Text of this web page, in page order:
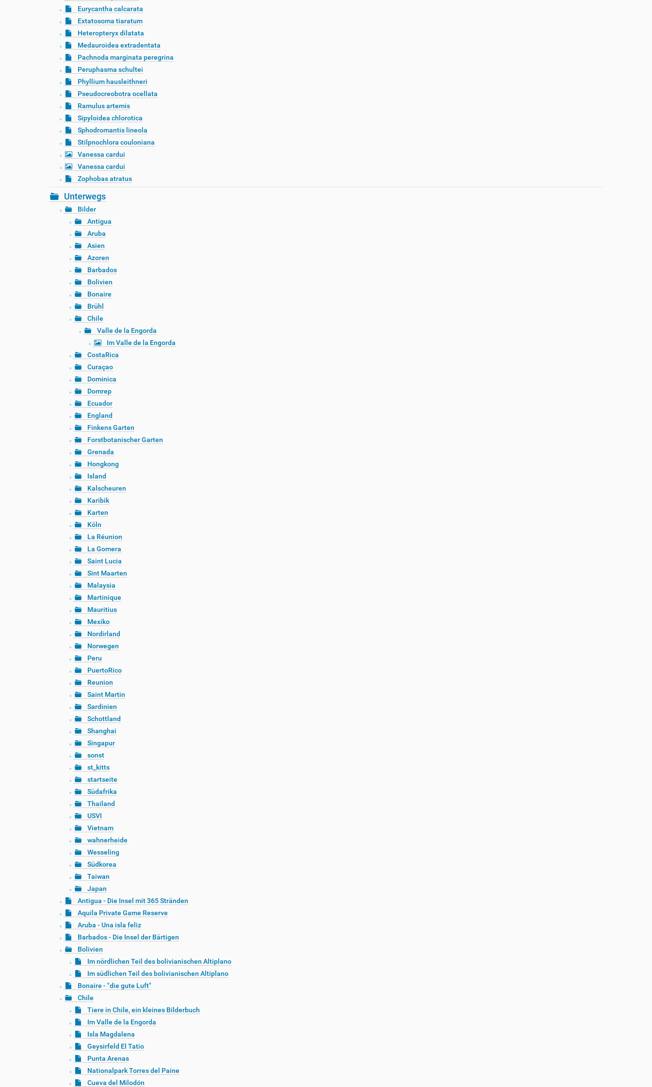
Eurycantha calcarata
Extatosoma tiaratum
Heteropteryx dilatata
Medauroidea extradentata
Pachnoda marginata peregrina
Peruphasma schultei
Phyllium hausleithneri
Pseudocreobotra ocellata
Ramulus artemis
Sipyloidea chlorotica
Sphodromantis lineola
Stilpnochlora couloniana
Vanessa cardui
Vanessa cardui
Zophobas atratus
Unterwegs
Bilder
Antigua
Aruba
Asien
Azoren
Barbados
Bolivien
Bonaire
Brühl
Chile
Valle de la Engorda
Im Valle de la Engorda
CostaRica
Curaçao
Dominica
Domrep
Ecuador
England
Finkens Garten
Forstbotanischer Garten
Grenada
Hongkong
Island
Kalscheuren
Karibik
Karten
Köln
La Réunion
La Gomera
Saint Lucia
Sint Maarten
Malaysia
Martinique
Mauritius
Mexiko
Nordirland
Norwegen
Peru
PuertoRico
Reunion
Saint Martin
Sardinien
Schottland
Shanghai
Singapur
sonst
st_kitts
startseite
Südafrika
Thailand
USVI
Vietnam
wahnerheide
Wesseling
Südkorea
Taiwan
Japan
Antigua - Die Insel mit 365 Stränden
Aquila Private Game Reserve
Aruba - Una isla feliz
Barbados - Die Insel der Bärtigen
Bolivien
Im nördlichen Teil des bolivianischen Altiplano
Im südlichen Teil des bolivianischen Altiplano
Bonaire - "die gute Luft"
Chile
Tiere in Chile, ein kleines Bilderbuch
Im Valle de la Engorda
Isla Magdalena
Geysirfeld El Tatio
Punta Arenas
Nationalpark Torres del Paine
Cueva del Milodón